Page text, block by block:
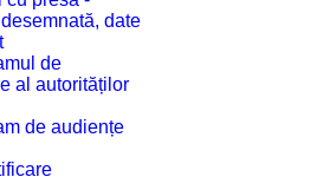
date
de
al autorităților
de audiențe